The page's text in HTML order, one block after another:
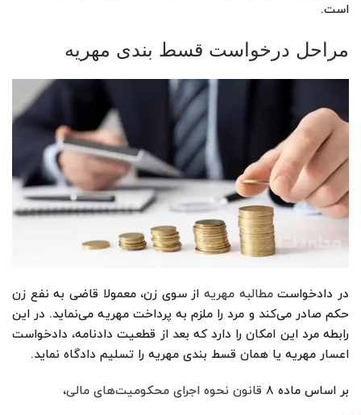
است.
مراحل درخواست قسط بندی مهریه
در دادخواستمطالبه مهریهاز سوی زن، معمولا قاضی به نفع زن
حکم صادر می‌کند و مرد را ملزم به پرداخت مهریه می‌نماید. در این
رابطه مرد این امکان را دارد که بعد از قطعیت دادنامه، دادخواست
اعسار مهریه یا همان قسط بندی مهریه را تسلیم دادگاه نماید.
بر اساس ماده ۸ قانون نحوه اجرای محکومیت‌های مالی،